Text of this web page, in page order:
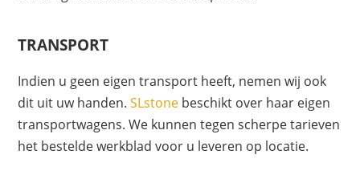
TRANSPORT
Indien u geen eigen transport heeft, nemen wij ook
dit uit uw handen.SLstone beschikt over haar eigen
transportwagens. We kunnen tegen scherpe tarieven
het bestelde werkblad voor u leveren op locatie.